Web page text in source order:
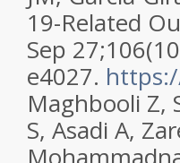
19-Related
Sep
e4027.
Maghbooli Z,
S, Asadi A,